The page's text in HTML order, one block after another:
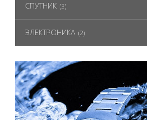
СПУТНИК (3)
ЭЛЕКТРОНИКА (2)